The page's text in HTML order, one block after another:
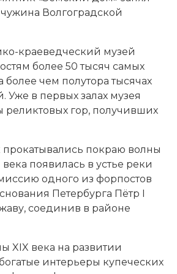
Волгоградской
краеведческий музей
более 50 тысяч самых
чем полутора тысячах
Уже в первых залах музея
реликтовых гор, получивших
покраю волны
появилась в устье реки
одного из форпостов
Петербурга Пётр I
соединив в районе
XIX века на развитии
интерьеры купеческих